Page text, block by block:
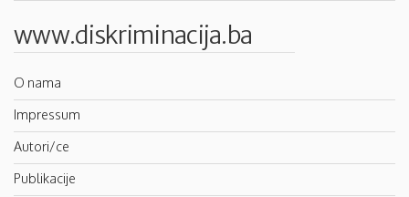
www.diskriminacija.ba
O nama
Impressum
Autori/ce
Publikacije